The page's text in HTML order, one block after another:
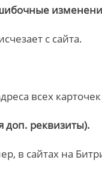
с сайта.
всех
доп. реквизиты).
в сайтах на